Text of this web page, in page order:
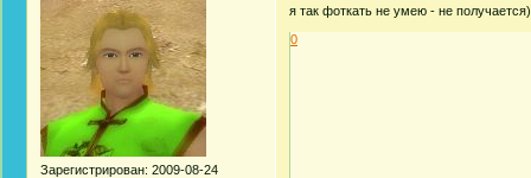
Зарегистрирован: 2009-08-24
я так фоткать не умею - не
0